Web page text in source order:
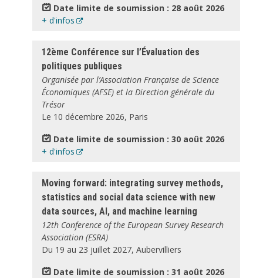
Date limite de soumission : 28 août 2026
+ d'infos
12ème Conférence sur l’Évaluation des
politiques publiques
Organisée par l’Association Française de Science
Économiques (AFSE) et la Direction générale du
Trésor
Le 10 décembre 2026, Paris
Date limite de soumission : 30 août 2026
+ d'infos
Moving forward: integrating survey methods,
statistics and social data science with new
data sources, AI, and machine learning
12th Conference of the European Survey Research
Association (ESRA)
Du 19 au 23 juillet 2027, Aubervilliers
Date limite de soumission : 31 août 2026